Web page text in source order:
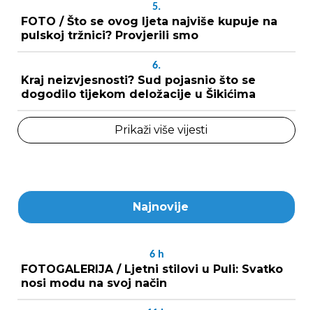
5.
FOTO / Što se ovog ljeta najviše kupuje na
pulskoj tržnici? Provjerili smo
6.
Kraj neizvjesnosti? Sud pojasnio što se
dogodilo tijekom deložacije u Šikićima
Prikaži više vijesti
Najnovije
6 h
FOTOGALERIJA / Ljetni stilovi u Puli: Svatko
nosi modu na svoj način